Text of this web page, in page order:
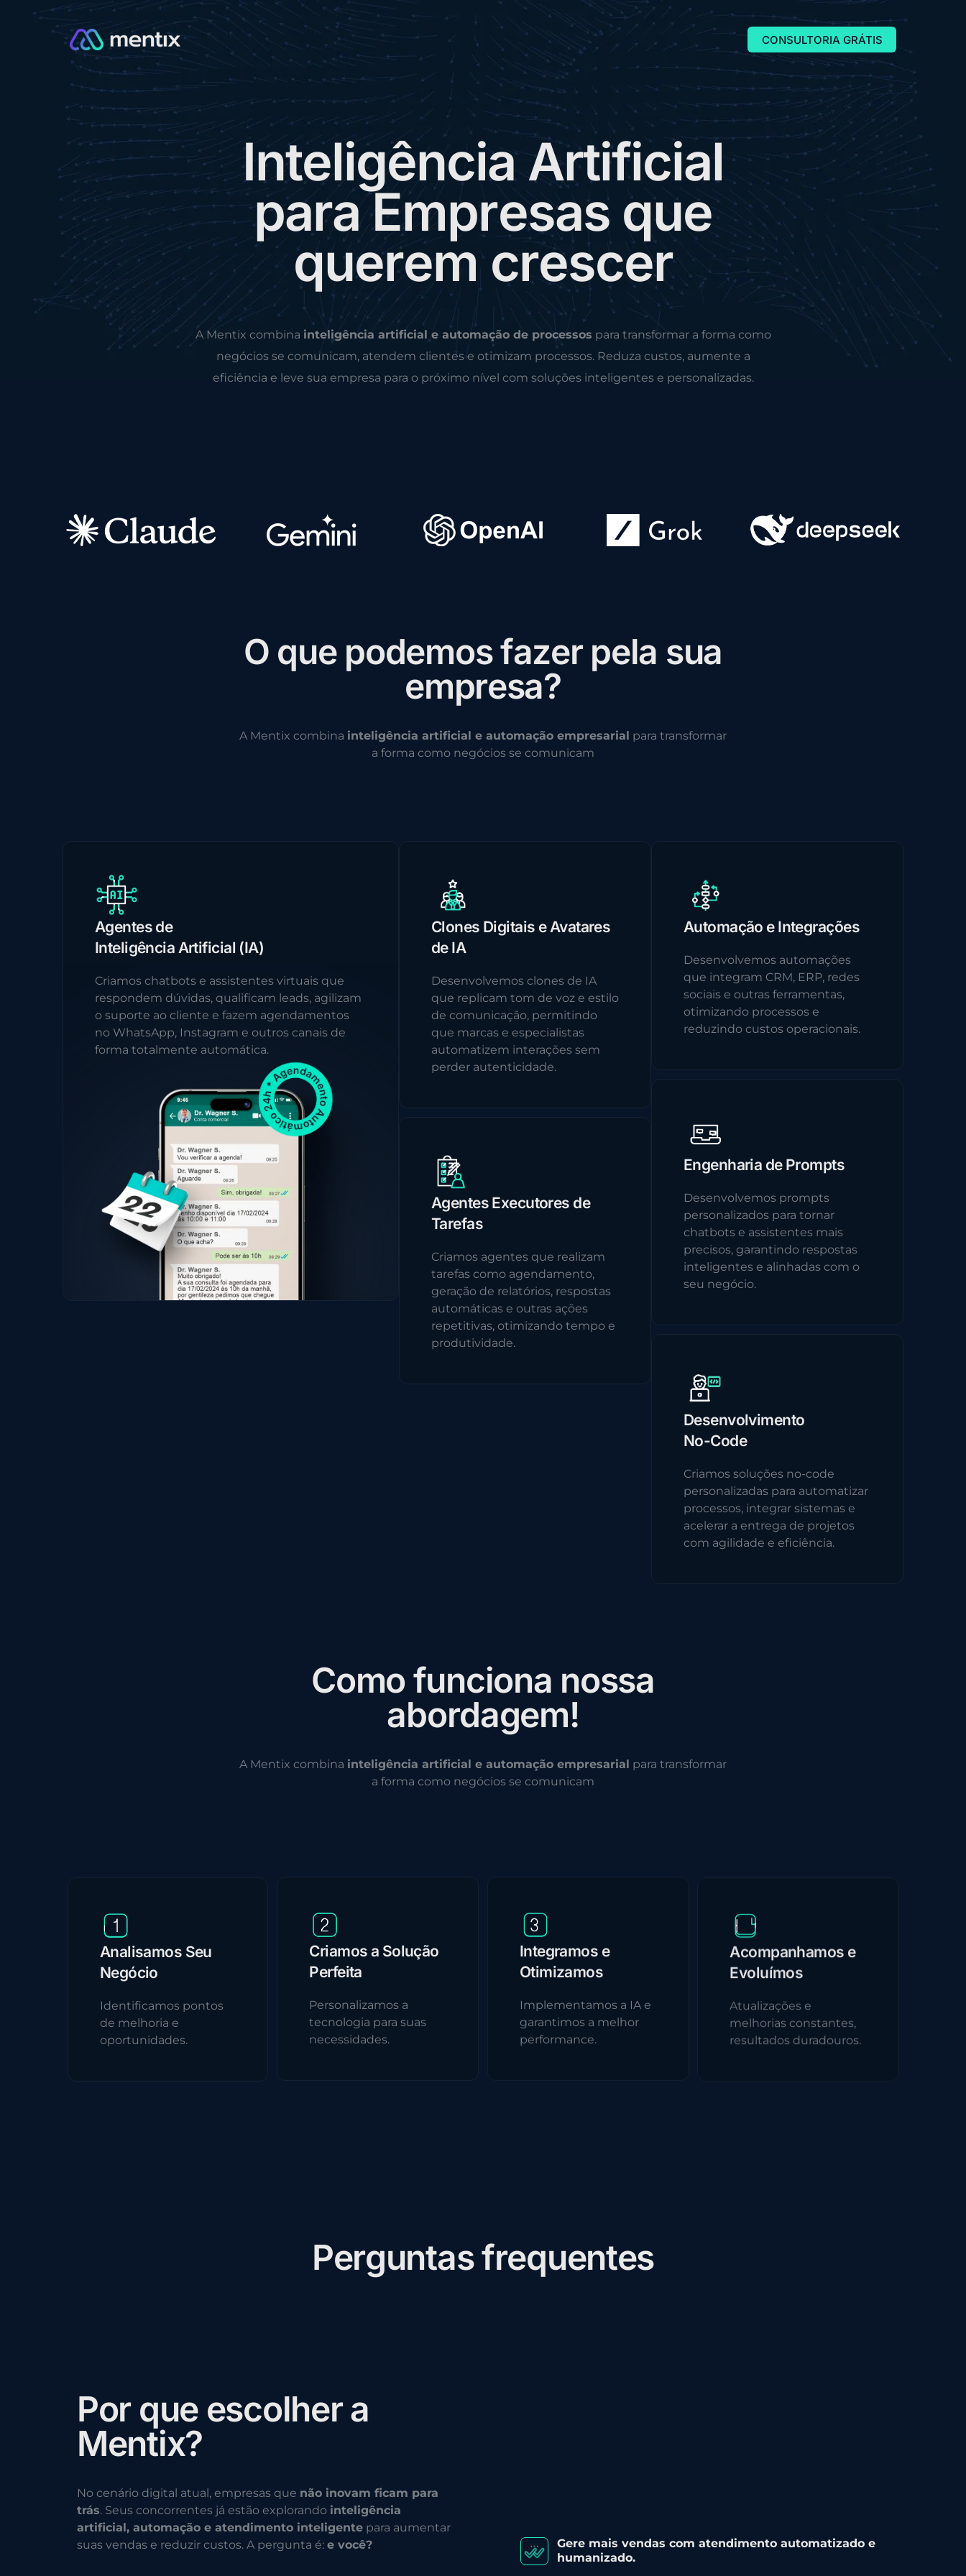
CONSULTORIA GRÁTIS
Inteligência Artificial
paraEmpresas que
querem crescer
A Mentix combina inteligência artificial e automação de processos para transformar a forma como
negócios se comunicam, atendem clientes e otimizam processos. Reduza custos, aumente a
eficiência e leve sua empresa para o próximo nível com soluções inteligentes e personalizadas.
O que podemosfazer pela sua
empresa?
A Mentix combina inteligência artificial e automação empresarial para transformar
a forma como negócios se comunicam
Agentes de
Inteligência Artificial (IA)
Criamos chatbots e assistentes virtuais que
respondem dúvidas, qualificam leads, agilizam
o suporte ao cliente e fazem agendamentos
no WhatsApp, Instagram e outros canais de
forma totalmente automática.
Clones Digitais e Avatares
de IA
Desenvolvemos clones de IA
que replicam tom de voz e estilo
de comunicação, permitindo
que marcas e especialistas
automatizem interações sem
perder autenticidade.
Agentes Executores de
Tarefas
Criamos agentes que realizam
tarefas como agendamento,
geração de relatórios, respostas
automáticas e outras ações
repetitivas, otimizando tempo e
produtividade.
Automação e Integrações
Desenvolvemos automações
que integram CRM, ERP, redes
sociais e outras ferramentas,
otimizando processos e
reduzindo custos operacionais.
Engenharia de Prompts
Desenvolvemos prompts
personalizados para tornar
chatbots e assistentes mais
precisos, garantindo respostas
inteligentes e alinhadas com o
seu negócio.
Desenvolvimento
No-Code
Criamos soluções no-code
personalizadas para automatizar
processos, integrar sistemas e
acelerar a entrega de projetos
com agilidade e eficiência.
Comofunciona nossa
abordagem!
A Mentix combina inteligência artificial e automação empresarial para transformar
a forma como negócios se comunicam
Analisamos Seu
Negócio
Identificamos pontos
de melhoria e
oportunidades.
Criamos a Solução
Perfeita
Personalizamos a
tecnologia para suas
necessidades.
Integramos e
Otimizamos
Implementamos a IA e
garantimos a melhor
performance.
Acompanhamos e
Evoluímos
Atualizações e
melhorias constantes,
resultados duradouros.
Perguntasfrequentes
Por que escolhera
Mentix?
No cenário digital atual, empresas que não inovam ficam para
trás. Seus concorrentes já estão explorando inteligência
artificial, automação e atendimento inteligente para aumentar
suas vendas e reduzir custos. A pergunta é: e você?
Gere mais vendas com atendimento automatizado e
humanizado.